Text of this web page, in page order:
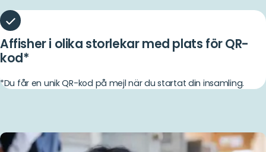
Affisher i olika storlekar med plats för QR-
kod*
*Du får en unik QR-kod på mejl när du startat din insamling.